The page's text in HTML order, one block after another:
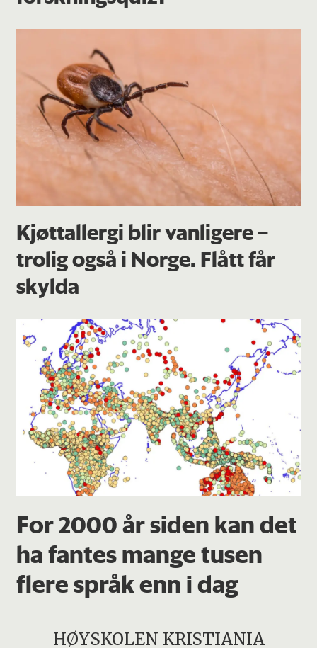
Kjøttallergi blir vanligere –
trolig også i Norge. Flått får
skylda
For 2000 år siden kan det
ha fantes mange tusen
flere språk enn i dag
HØYSKOLEN KRISTIANIA